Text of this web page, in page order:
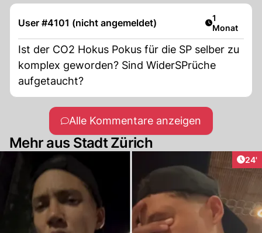
User #4101 (nicht angemeldet) Artikel
1
Monat
Ist der CO2 Hokus Pokus für die SP selber zu
komplex geworden? Sind WiderSPrüche
aufgetaucht?
Alle Kommentare anzeigen
Mehr aus Stadt Zürich
24'